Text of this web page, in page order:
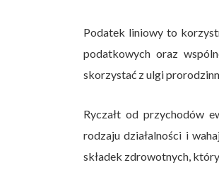
Podatek liniowy to
podatkowych oraz
skorzystać z ulgi
Ryczałt od przychodów
rodzaju działalności i
składek zdrowotnych,